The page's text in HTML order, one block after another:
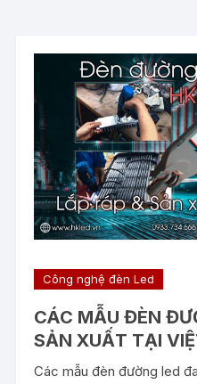
Công nghệ đèn Led
CÁC MẪU ĐÈN
SẢN XUẤT TẠI
Các mẫu đèn đường led